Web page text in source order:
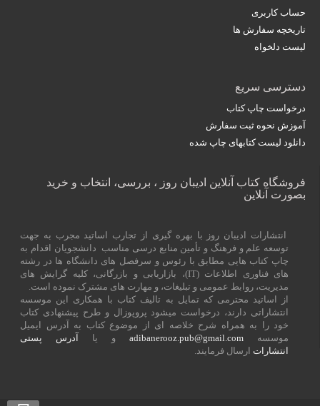
حساب کاربری
تاریخچه سفارش ها
لیست دلخواه
دسترسی سریع
درخواست چاپ کتاب
آموزش نحوه ثبت سفارش
دانلود لیست کتابهای چاپ شده
فروشگاه کتاب آنلاین ادیبان روز ، بررسی، انتخاب و خرید
بصورت آنلاین
انتشارات ادیبان روز با بهره گیری از تجارب اساتید مجرب به جهت
توسعه علم و فرهنگ و تأمین منابع درسی مناسب دانشجویان اقدام به
چاپ کتاب هایی مطابق با رئوس و سرفصل های دانشگاه ها در رشته
های فناوری اطلاعات (IT)، بازاریابی و بازرگانی، کلیه گرایش های
مدیریت، روابط عمومی و تبلیغات، و مهارت های مشترک نموده است.
از اساتید محترمی که تمایل به تالیف کتاب با همکاری این موسسه
انتشاراتی دارند، درخواست میشود پروپوزال و طرح پیشنهادی کتاب
خود را به همراه شرح خلاصه ای از موضوع کتاب به آدرس ایمیل
موسسه adibanerooz.pub@gmail.com و یا
آدرس پستی
انتشارات ارسال فرمایند.